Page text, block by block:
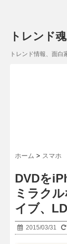
トレンド魂
トレンド情報、面白
ホーム > スマホ
DVDを
ミラク
イブ、
2015/03/31